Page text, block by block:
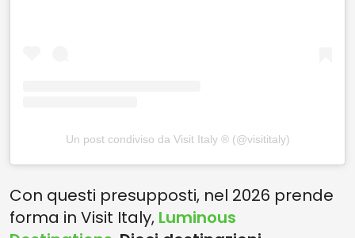
Un post condiviso da Visit Italy ® (@visititaly)
Con questi presupposti, nel 2026 prende
forma in Visit Italy, Luminous